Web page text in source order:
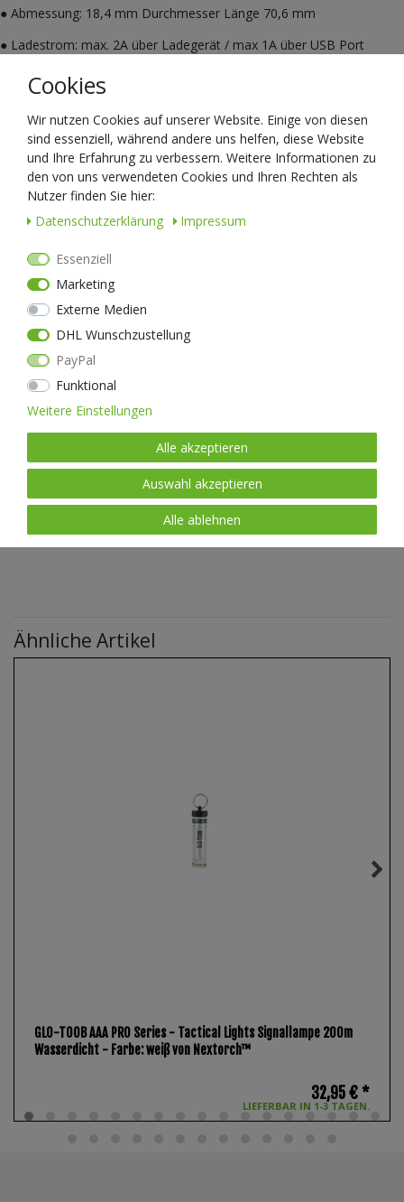
● Abmessung: 18,4 mm Durchmesser Länge 70,6 mm
● Ladestrom: max. 2A über Ladegerät / max 1A über USB Port
● Max. Ladespannung: 4.30 + / - 0.05V
● Ladezeit (h): 4-5 Stunden
● Entladezeit (h): 8-10 Stunden
● Über 500 Lade-und Entlade-Zyklen
Lieferumfang;
1 x NEXTORCH® 14500 USB Li-Ionen-Akku mit 880 mAh und USB-
Anschluss
Ähnliche Artikel
GLO-TOOB AAA PRO Series - Tactical Lights Signallampe 200m
Wasserdicht - Farbe: weiß von Nextorch™
LIEFERBAR IN 1-3 TAGEN.
32,95 € *
Cookies
Wir nutzen Cookies auf unserer Website. Einige von diesen
sind essenziell, während andere uns helfen, diese Website
und Ihre Erfahrung zu verbessern. Weitere Informationen zu
den von uns verwendeten Cookies und Ihren Rechten als
Nutzer finden Sie hier:
Daten­schutz­erklärung
Impressum
Essenziell
Marketing
Externe Medien
DHL Wunschzustellung
PayPal
Funktional
Weitere Einstellungen
Alle akzeptieren
Auswahl akzeptieren
Alle ablehnen